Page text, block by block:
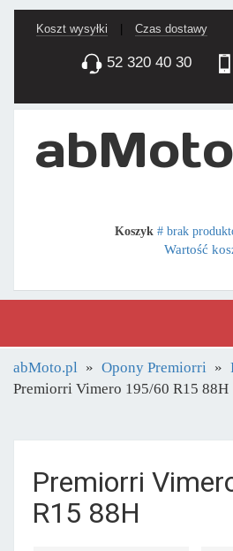
Koszt wysyłki Czas dostawy
52 320 40 30
Koszyk # brak
Wartość
abMoto.pl Opony Premiorri
Premiorri Vimero 195/60 R15 88H
Premiorri
R15 88H